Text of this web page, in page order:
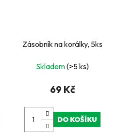
Zásobník na korálky, 5ks
Skladem(>5 ks)
69 Kč
DO KOŠÍKU